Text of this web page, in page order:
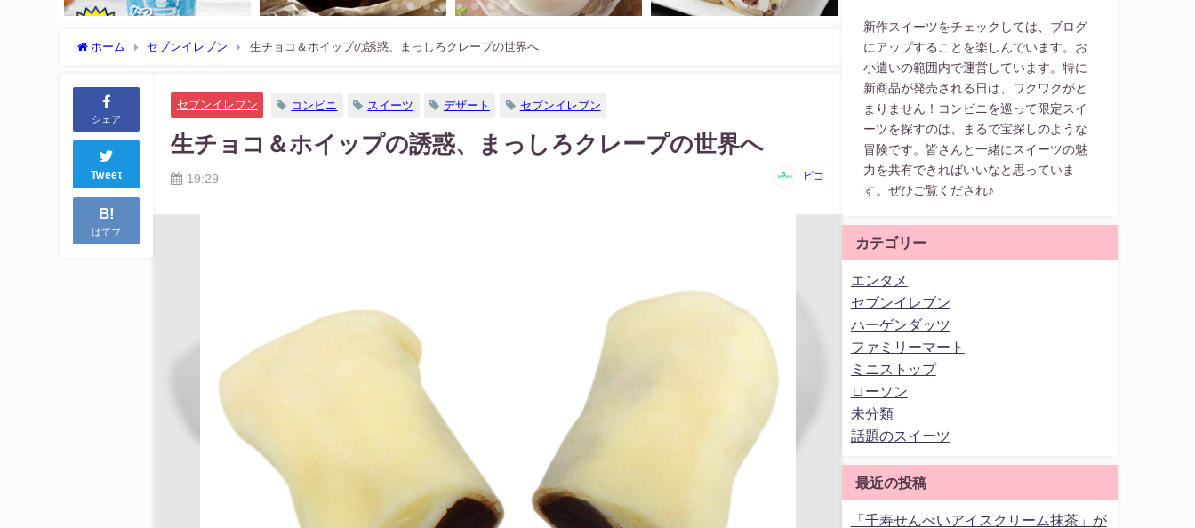
ホーム セブンイレブン 生チョコ＆ホイップの誘惑、まっしろクレープの世界へ
シェア
Tweet
B!
はてブ
セブンイレブン コンビニ スイーツ デザート セブンイレブン
生チョコ＆ホイップの誘惑、まっしろクレープの世界へ
19:29 ピコ
新作スイーツをチェックしては、ブログ
にアップすることを楽しんでいます。お
小遣いの範囲内で運営しています。特に
新商品が発売される日は、ワクワクがと
まりません！コンビニを巡って限定スイ
ーツを探すのは、まるで宝探しのような
冒険です。皆さんと一緒にスイーツの魅
力を共有できればいいなと思っていま
す。ぜひご覧くだされ♪
カテゴリー
エンタメ
セブンイレブン
ハーゲンダッツ
ファミリーマート
ミニストップ
ローソン
未分類
話題のスイーツ
最近の投稿
「千寿せんべいアイスクリーム抹茶」が